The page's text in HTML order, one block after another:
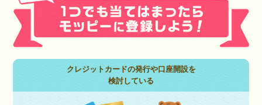
クレジットカードの発行や口座開設を
検討している